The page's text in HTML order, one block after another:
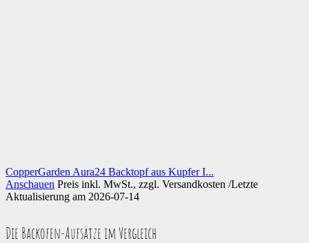
CopperGarden Aura24 Backtopf aus Kupfer I...
Anschauen Preis inkl. MwSt., zzgl. Versandkosten /Letzte
Aktualisierung am 2026-07-14
Die Backofen-Aufsätze im Vergleich